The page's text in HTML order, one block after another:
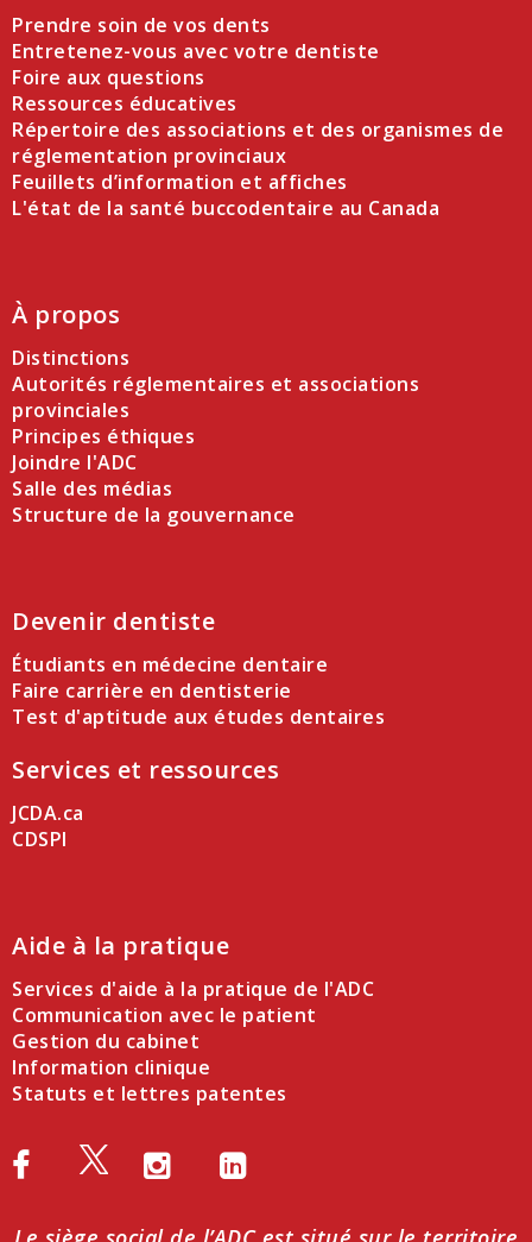
Prendre soin de vos dents
Entretenez-vous avec votre dentiste
Foire aux questions
Ressources éducatives
Répertoire des associations et des organismes de
réglementation provinciaux
Feuillets d’information et affiches
L'état de la santé buccodentaire au Canada
À propos
Distinctions
Autorités réglementaires et associations
provinciales
Principes éthiques
Joindre l'ADC
Salle des médias
Structure de la gouvernance
Devenir dentiste
Étudiants en médecine dentaire
Faire carrière en dentisterie
Test d'aptitude aux études dentaires
Services et ressources
JCDA.ca
CDSPI
Aide à la pratique
Services d'aide à la pratique de l'ADC
Communication avec le patient
Gestion du cabinet
Information clinique
Statuts et lettres patentes